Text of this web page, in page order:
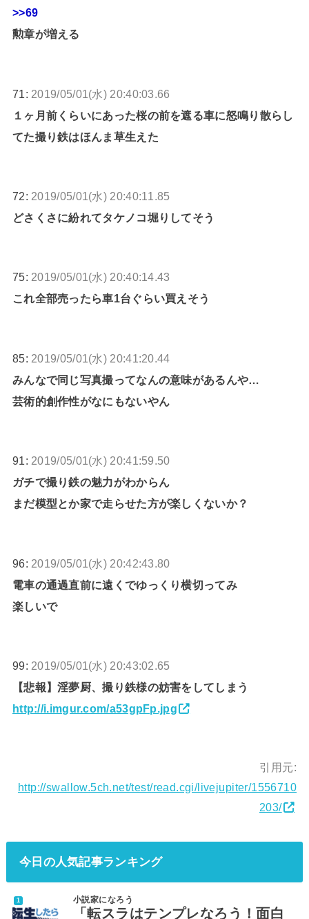
>>69
勲章が増える
71: 2019/05/01(水) 20:40:03.66
１ヶ月前くらいにあった桜の前を遮る車に怒鳴り散らし
てた撮り鉄はほんま草生えた
72: 2019/05/01(水) 20:40:11.85
どさくさに紛れてタケノコ堀りしてそう
75: 2019/05/01(水) 20:40:14.43
これ全部売ったら車1台ぐらい買えそう
85: 2019/05/01(水) 20:41:20.44
みんなで同じ写真撮ってなんの意味があるんや…
芸術的創作性がなにもないやん
91: 2019/05/01(水) 20:41:59.50
ガチで撮り鉄の魅力がわからん
まだ模型とか家で走らせた方が楽しくないか？
96: 2019/05/01(水) 20:42:43.80
電車の通過直前に遠くでゆっくり横切ってみ
楽しいで
99: 2019/05/01(水) 20:43:02.65
【悲報】淫夢厨、撮り鉄様の妨害をしてしまう
http://i.imgur.com/a53gpFp.jpg
引用元:
http://swallow.5ch.net/test/read.cgi/livejupiter/1556710
203/
今日の人気記事ランキング
小説家になろう
「転スラはテンプレなろう！面白